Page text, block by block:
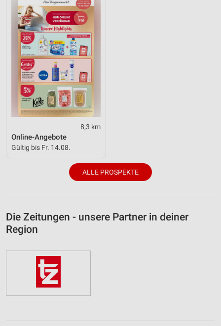
8,3 km
Online-Angebote
Gültig bis Fr. 14.08.
ALLE PROSPEKTE
Die Zeitungen - unsere Partner in deiner
Region